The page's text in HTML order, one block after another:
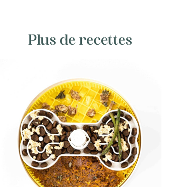
Plus de recettes